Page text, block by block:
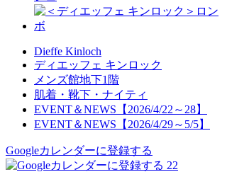
Dieffe Kinloch
ディエッフェ キンロック
メンズ館地下1階
肌着・靴下・ナイティ
EVENT＆NEWS【2026/4/22～28】
EVENT＆NEWS【2026/4/29～5/5】
Googleカレンダーに登録する
22